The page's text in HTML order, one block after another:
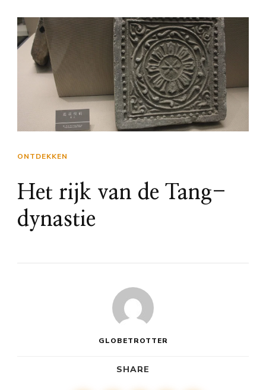
ONTDEKKEN
Het rijk van de Tang-
dynastie
GLOBETROTTER
SHARE